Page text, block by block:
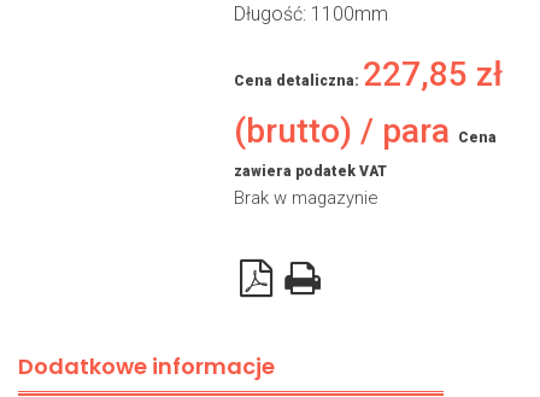
Długość: 1100mm
Cena detaliczna: 227,85 zł
(brutto) / para
Cena
zawiera podatek VAT
Brak w magazynie
Dodatkowe informacje